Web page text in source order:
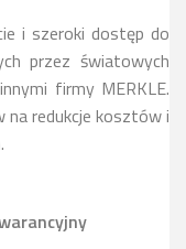
i szeroki dostęp do
przez światowych
firmy MERKLE.
na redukcje kosztów i